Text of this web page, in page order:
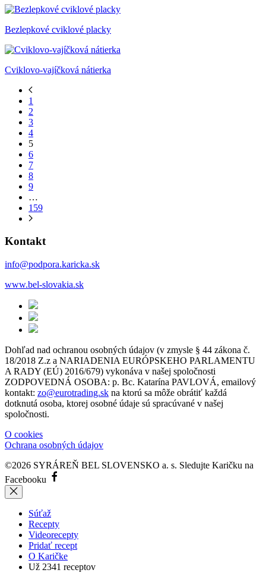
Bezlepkové cviklové placky
Cviklovo-vajíčková nátierka
1
2
3
4
5
6
7
8
9
…
159
Kontakt
info@podpora.karicka.sk
www.bel-slovakia.sk
Dohľad nad ochranou osobných údajov (v zmysle § 44 zákona č.
18/2018 Z.z a NARIADENIA EURÓPSKEHO PARLAMENTU
A RADY (EÚ) 2016/679) vykonáva v našej spoločnosti
ZODPOVEDNÁ OSOBA: p. Bc. Katarína PAVLOVÁ, emailový
kontakt: zo@eurotrading.sk na ktorú sa môže obrátiť každá
dotknutá osoba, ktorej osobné údaje sú spracúvané v našej
spoločnosti.
O cookies
Ochrana osobných údajov
©2026 SYRÁREŇ BEL SLOVENSKO a. s. Sledujte Karičku na
Facebooku
Súťaž
Recepty
Videorecepty
Pridať recept
O Karičke
Už 2341 receptov